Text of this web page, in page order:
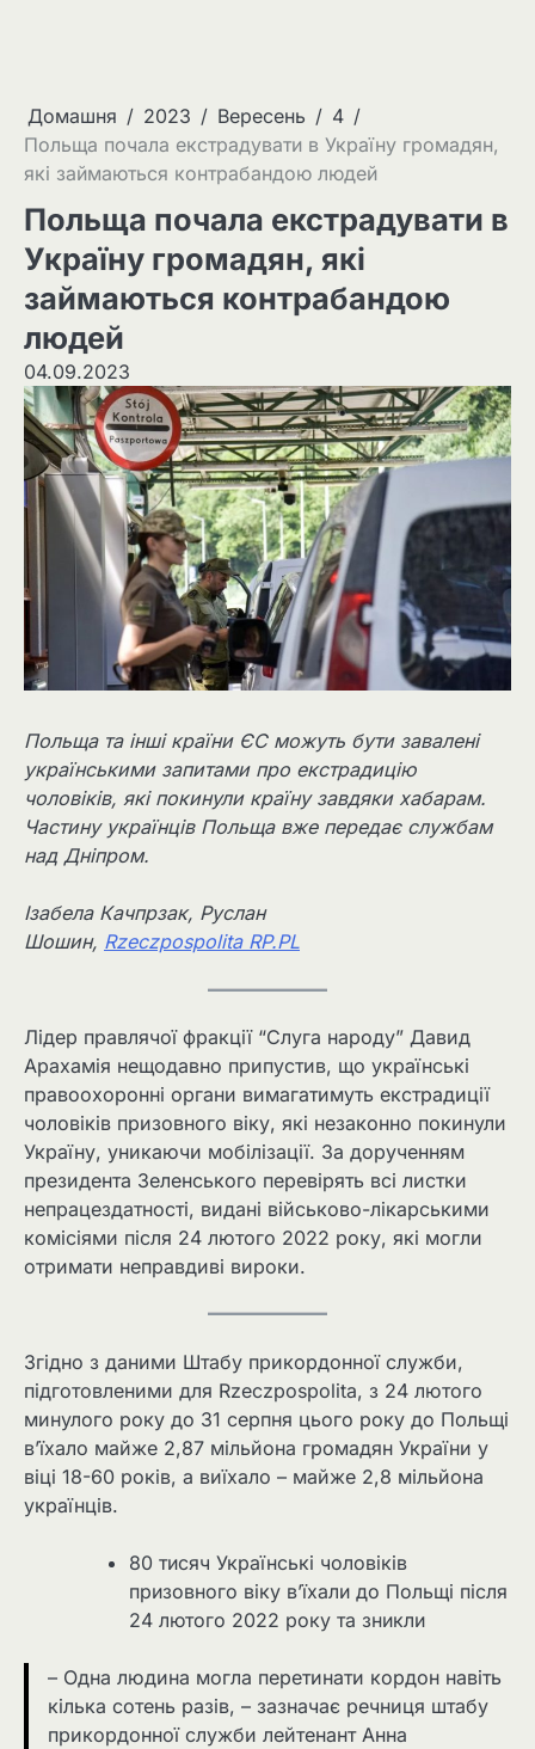
Домашня 2023 Вересень
4
Польща почала екстрадувати в Україну громадян,
які займаються контрабандою людей
Польща почала екстрадувати в
Україну громадян, які
займаються контрабандою
людей
04.09.2023
Польща та інші країни ЄС можуть бути завалені
українськими запитами про екстрадицію
чоловіків, які покинули країну завдяки хабарам.
Частину українців Польща вже передає службам
над Дніпром.
Ізабела Качпрзак, Руслан
Шошин, Rzeczpospolita RP.PL
Лідер правлячої фракції “Слуга народу” Давид
Арахамія нещодавно припустив, що українські
правоохоронні органи вимагатимуть екстрадиції
чоловіків призовного віку, які незаконно покинули
Україну, уникаючи мобілізації. За дорученням
президента Зеленського перевірять всі листки
непрацездатності, видані військово-лікарськими
комісіями після 24 лютого 2022 року, які могли
отримати неправдиві вироки.
Згідно з даними Штабу прикордонної служби,
підготовленими для Rzeczpospolita, з 24 лютого
минулого року до 31 серпня цього року до Польщі
в’їхало майже 2,87 мільйона громадян України у
віці 18-60 років, а виїхало – майже 2,8 мільйона
українців.
80 тисяч Українські чоловіків
призовного віку в’їхали до Польщі після
24 лютого 2022 року та зникли
– Одна людина могла перетинати кордон навіть
кілька сотень разів, – зазначає речниця штабу
прикордонної служби лейтенант Анна